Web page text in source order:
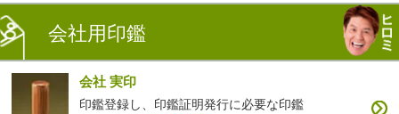
会社用印鑑
会社 実印
印鑑登録し、印鑑証明発行に必要な印鑑